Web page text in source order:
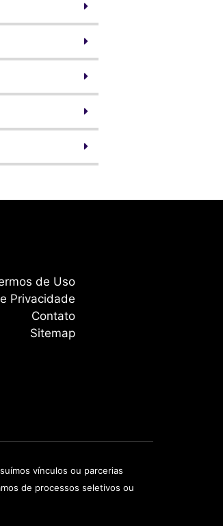
de Uso
Privacidade
Contato
Sitemap
vínculos ou parcerias
de processos seletivos ou